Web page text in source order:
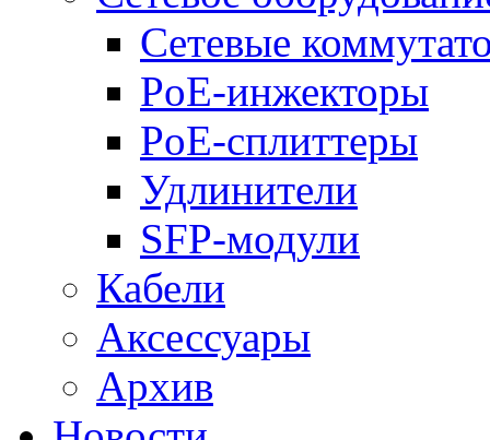
Сетевые
PoE-инжекторы
PoE-сплиттеры
Удлинители
SFP-модули
Кабели
Аксессуары
Архив